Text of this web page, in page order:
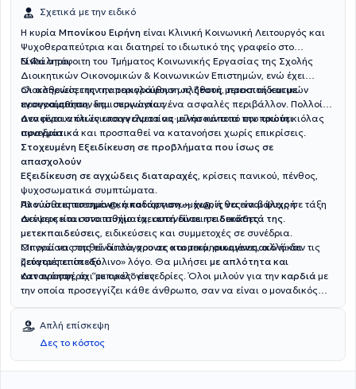
Σχετικά με την ειδικό
Η κυρία Μπονίκου Ειρήνη είναι Κλινική Κοινωνική Λειτουργός και
Ψυχοθεραπεύτρια και διατηρεί το ιδιωτικό της γραφείο στο
Ν.Φάληρο.
Είναι απόφοιτη του Τμήματος Κοινωνικής Εργασίας της Σχολής
Διοικητικών Οικονομικών & Κοινωνικών Επιστημών, ενώ έχει
ολοκληρώσει την παρακολούθηση πλήθους μετεκπαιδευτικών
προγραμμάτων και σεμιναρίων.
Οι ασθενείς της την περιγράφουν ωςζεστή, προσιτή και με
ενσυναίσθηση, δημιουργώντας ένα ασφαλές περιβάλλον. Πολλοί
αναφέρουν ότι ένιωσαν άνετα να μιλήσουν από την πρώτη κιόλας
συνεδρία.
Δεν είναι απλώς επαγγελματίας· είναι κάποια πουακούει
πραγματικά και προσπαθεί να κατανοήσει χωρίς επικρίσεις.
Στοχευμένη Εξειδίκευση σε προβλήματα που ίσως σε
απασχολούν
Εξειδίκευση σε αγχώδεις διαταραχές, κρίσεις πανικού, πένθος,
ψυχοσωματικά συμπτώματα.
Αν νιώθεις πιεσμέν@, αποδιοργανωμέν@, ή θες να βάλεις σε τάξη
σκέψεις και συναισθήματα,αυτή είναι η ειδικότητά της.
Πλούσια επιστημονική κατάρτιση — χωρίς να είναι ψυχρή
Δεν αρκείται στο πτυχίο: έχει επενδύσει σεδεκάδες
μετεκπαιδεύσεις, ειδικεύσεις και συμμετοχές σε συνέδρια.
Οι γνώσεις της είναι σύγχρονες και τεκμηριωμένες, αλλά δεν τις
μετατρέπει σε «ξύλινο» λόγο. Θα μιλήσει με απλότητα και
κατανόηση, όχι με ορολογίες.
Μπορεί να σταθεί δίπλα σουσε ατομικό, οικογενειακό ή και
ζεύγους επίπεδο.
Δεν προσφέρει “τυπικές” συνεδρίες. Όλοι μιλούν για την καρδιά με
την οποία προσεγγίζει κάθε άνθρωπο, σαν να είναι ο μοναδικός
Απλή επίσκεψη
Δες το κόστος